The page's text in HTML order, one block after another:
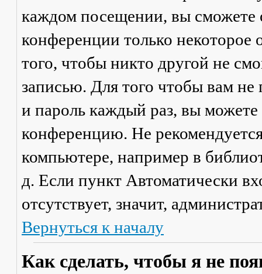
каждом посещении, вы сможете
конференции только некоторое
того, чтобы никто другой не
записью. Для того чтобы вам не
и пароль каждый раз, вы
конференцию. Не
компьютере, например в
д. Если пункт Автоматически
отсутствует, значит,
Вернуться к началу
Как сделать, чтобы я не